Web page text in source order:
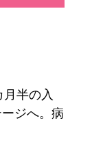
半の入
ジへ。病